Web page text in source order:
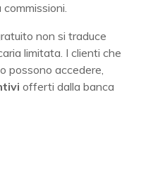
non si traduce
limitata. I clienti che
possono accedere,
offerti dalla banca